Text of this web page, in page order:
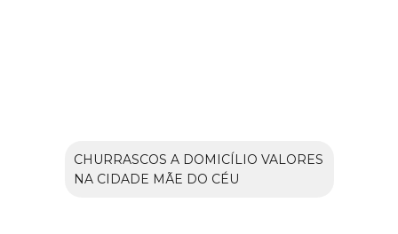
CHURRASCOS A DOMICÍLIO VALORES
NA CIDADE MÃE DO CÉU